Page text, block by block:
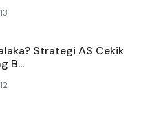
Strategi AS Cekik
B...